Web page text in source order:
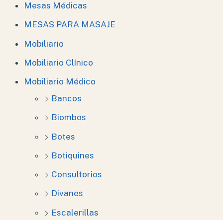
Mesas Médicas
MESAS PARA MASAJE
Mobiliario
Mobiliario Clínico
Mobiliario Médico
Bancos
Biombos
Botes
Botiquines
Consultorios
Divanes
Escalerillas